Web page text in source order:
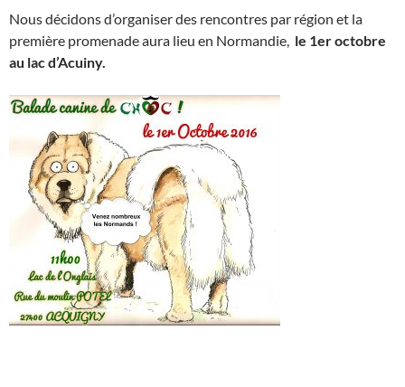
Nous décidons d’organiser des rencontres par région et la
première promenade aura lieu en Normandie, le 1er octobre
au lac d’Acuiny.